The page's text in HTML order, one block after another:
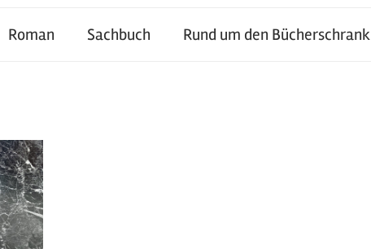
Roman Sachbuch Rund um den Bücherschrank